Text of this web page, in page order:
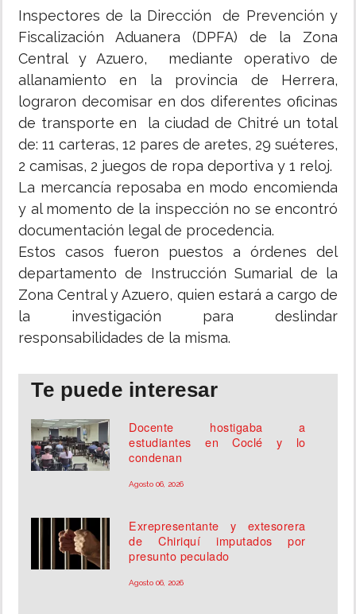
Inspectores de la Dirección de Prevención y
Fiscalización Aduanera (DPFA) de la Zona
Central y Azuero, mediante operativo de
allanamiento en la provincia de Herrera,
lograron decomisar en dos diferentes oficinas
de transporte en la ciudad de Chitré un total
de: 11 carteras, 12 pares de aretes, 29 suéteres,
2 camisas, 2 juegos de ropa deportiva y 1 reloj.
La mercancía reposaba en modo encomienda
y al momento de la inspección no se encontró
documentación legal de procedencia.
Estos casos fueron puestos a órdenes del
departamento de Instrucción Sumarial de la
Zona Central y Azuero, quien estará a cargo de
la investigación para deslindar
responsabilidades de la misma.
Te puede interesar
Docente hostigaba a
estudiantes en Coclé y lo
condenan
Agosto 06, 2026
Exrepresentante y extesorera
de Chiriquí imputados por
presunto peculado
Agosto 06, 2026